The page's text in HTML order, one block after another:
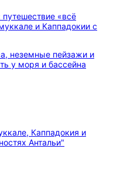
«всё
и Каппадокии с
неземные пейзажи и
у моря и бассейна